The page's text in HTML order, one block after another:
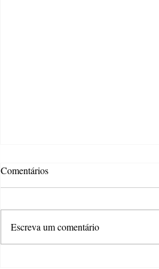
Comentários
Escreva um comentário